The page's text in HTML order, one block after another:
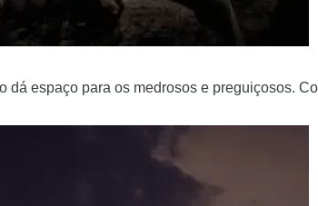
dá espaço para os medrosos e preguiçosos.